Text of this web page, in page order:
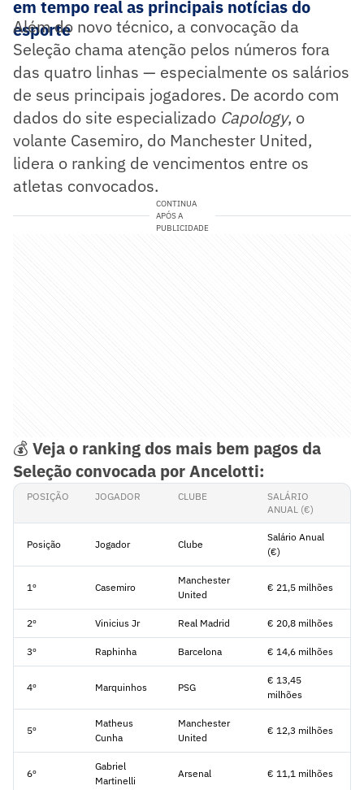
em tempo real as principais notícias do
esporte
Além do novo técnico, a convocação da
Seleção chama atenção pelos números fora
das quatro linhas — especialmente os salários
de seus principais jogadores. De acordo com
dados do site especializado Capology, o
volante Casemiro, do Manchester United,
lidera o ranking de vencimentos entre os
atletas convocados.
CONTINUA
APÓS A
PUBLICIDADE
💰 Veja o ranking dos mais bem pagos da
Seleção convocada por Ancelotti:
POSIÇÃO JOGADOR CLUBE
SALÁRIO
ANUAL (€)
Posição Jogador Clube
Salário Anual
(€)
1º Casemiro
Manchester
United
€ 21,5 milhões
2º Vinicius Jr Real Madrid € 20,8 milhões
3º Raphinha Barcelona € 14,6 milhões
4º Marquinhos PSG
€ 13,45
milhões
5º
Matheus
Cunha
Manchester
United
€ 12,3 milhões
6º
Gabriel
Martinelli
Arsenal € 11,1 milhões